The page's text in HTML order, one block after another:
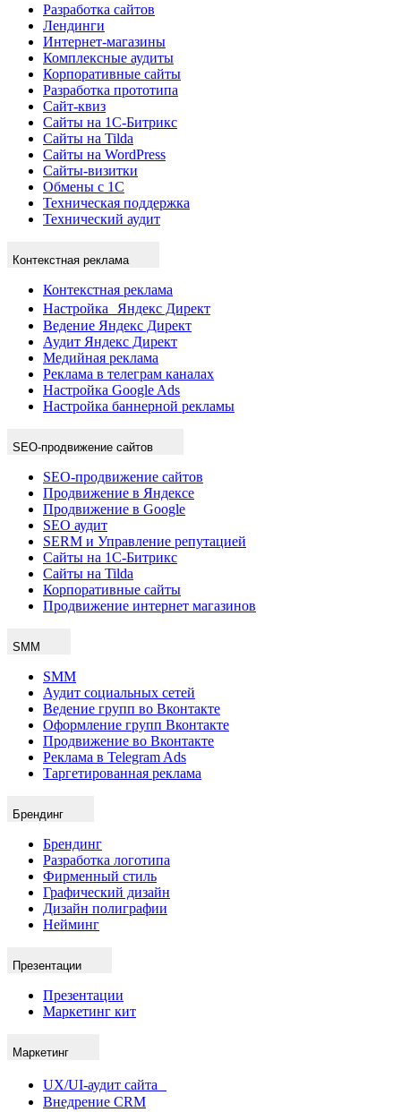
Интернет-магазины
Комплексные аудиты
Корпоративные сайты
Разработка прототипа
Сайт-квиз
Сайты на 1С-Битрикс
Сайты на Tilda
Сайты на WordPress
Сайты-визитки
Обмены с 1С
Техническая поддержка
Технический аудит
Контекстная реклама
Настройка Яндекс Директ
Ведение Яндекс Директ
Аудит Яндекс Директ
Медийная реклама
Реклама в телеграм каналах
Настройка Google Ads
Настройка баннерной рекламы
SEO-продвижение сайтов
Продвижение в Яндексе
Продвижение в Google
SEO аудит
SERM и Управление репутацией
Сайты на 1С-Битрикс
Сайты на Tilda
Корпоративные сайты
Продвижение интернет магазинов
Аудит социальных сетей
Ведение групп во Вконтакте
Оформление групп Вконтакте
Продвижение во Вконтакте
Реклама в Telegram Ads
Таргетированная реклама
Брендинг
Разработка логотипа
Фирменный стиль
Графический дизайн
Дизайн полиграфии
Нейминг
Презентации
Маркетинг кит
UX/UI-аудит сайта
Внедрение CRM
Маркетинговый аудит